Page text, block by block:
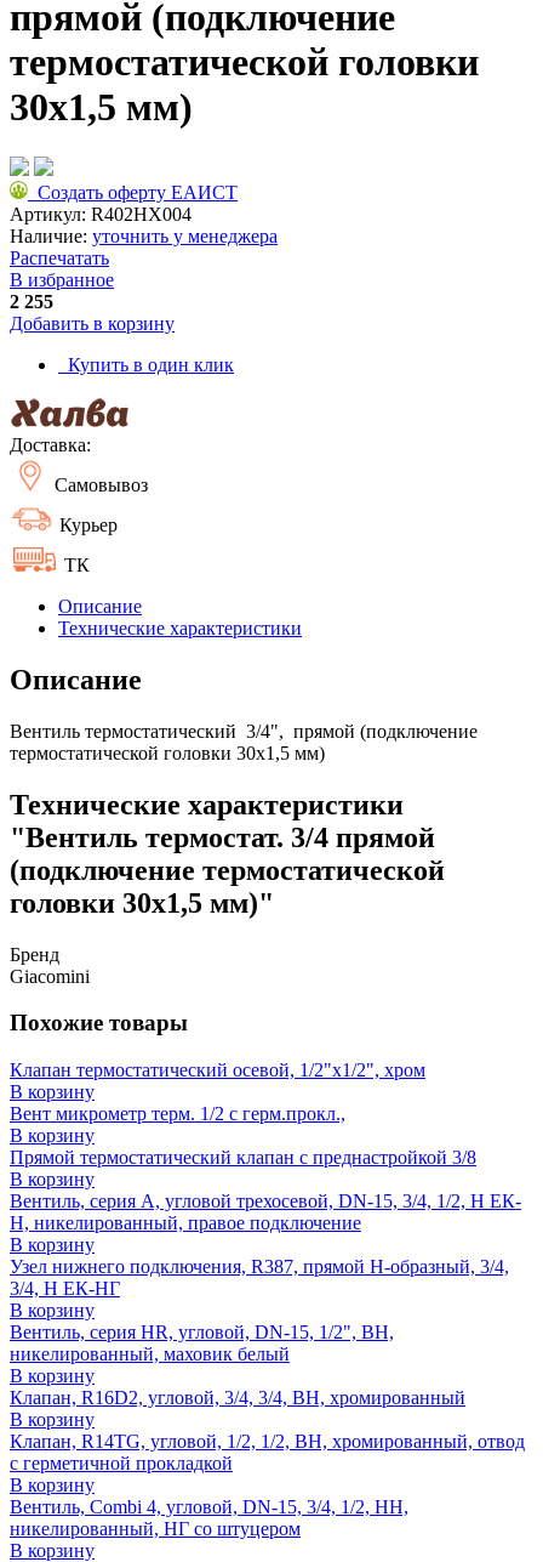
прямой (подключение
термостатической головки
30x1,5 мм)
Создать оферту ЕАИСТ
Артикул: R402HX004
Наличие: уточнить у менеджера
Распечатать
В избранное
2 255
Добавить в корзину
Купить в один клик
Доставка:
Самовывоз
Курьер
ТК
Описание
Технические характеристики
Описание
Вентиль термостатический 3/4", прямой (подключение
термостатической головки 30x1,5 мм)
Технические характеристики
"Вентиль термостат. 3/4 прямой
(подключение термостатической
головки 30x1,5 мм)"
Бренд
Giacomini
Похожие товары
Клапан термостатический осевой, 1/2"x1/2", хром
В корзину
Вент микрометр терм. 1/2 с герм.прокл.,
В корзину
Прямой термостатический клапан с преднастройкой 3/8
В корзину
Вентиль, серия A, угловой трехосевой, DN-15, 3/4, 1/2, Н ЕК-
Н, никелированный, правое подключение
В корзину
Узел нижнего подключения, R387, прямой H-образный, 3/4,
3/4, Н ЕК-НГ
В корзину
Вентиль, серия HR, угловой, DN-15, 1/2", ВН,
никелированный, маховик белый
В корзину
Клапан, R16D2, угловой, 3/4, 3/4, ВН, хромированный
В корзину
Клапан, R14TG, угловой, 1/2, 1/2, ВН, хромированный, отвод
с герметичной прокладкой
В корзину
Вентиль, Combi 4, угловой, DN-15, 3/4, 1/2, НН,
никелированный, НГ со штуцером
В корзину